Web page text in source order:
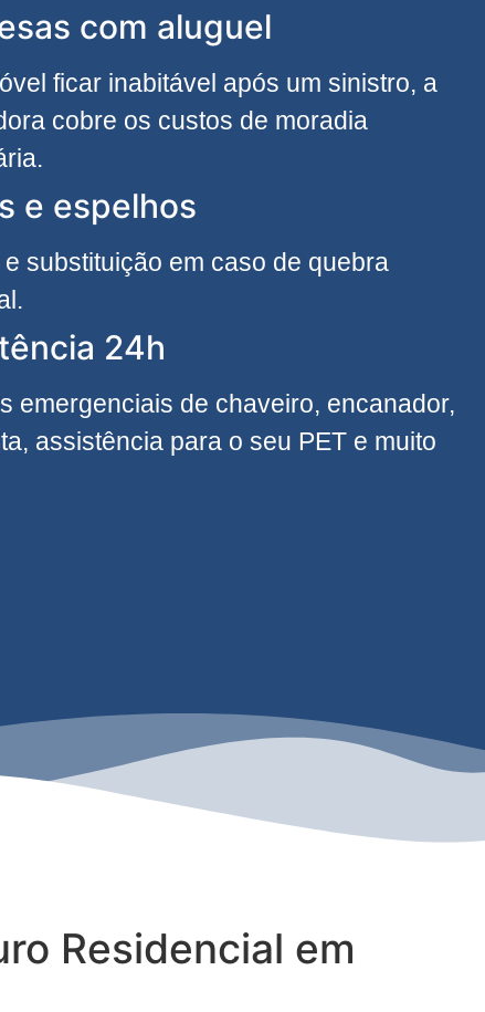
com aluguel
ficar inabitável após um sinistro, a
cobre os custos de moradia
e espelhos
substituição em caso de quebra
24h
emergenciais de chaveiro, encanador,
assistência para o seu PET e muito
Residencial em